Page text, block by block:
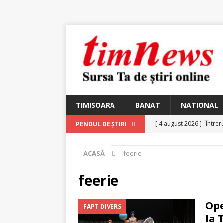
TIMISOARA BANAT NATIONAL
PENDUL DE ȘTIRI [ 4 august 2026 ]
Ungureanu,
ACASĂ feerie
feerie
FAPT DIVERS
la